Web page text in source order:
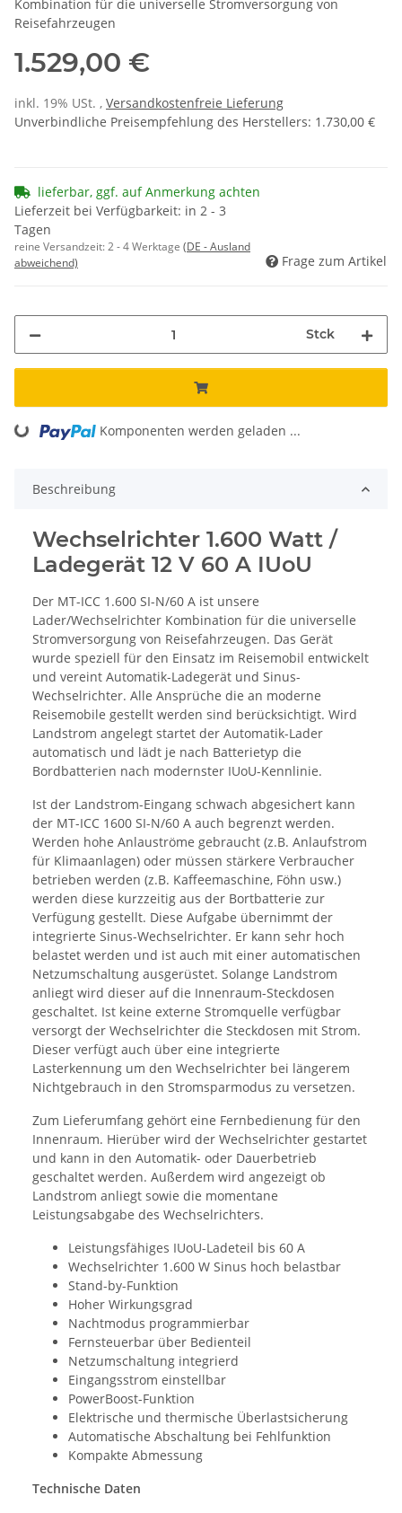
Kombination für die universelle Stromversorgung von
Reisefahrzeugen
1.529,00 €
inkl. 19% USt. , Versandkostenfreie Lieferung
Unverbindliche Preisempfehlung des Herstellers: 1.730,00 €
lieferbar, ggf. auf Anmerkung achten
Lieferzeit bei Verfügbarkeit: in 2 - 3
Tagen
reine Versandzeit:2 - 4 Werktage (DE - Ausland
abweichend)
Frage zum Artikel
Stck
Komponenten werden geladen ...
Beschreibung
Wechselrichter 1.600 Watt /
Ladegerät 12 V 60 A IUoU
Der MT-ICC 1.600 SI-N/60 A ist unsere
Lader/Wechselrichter Kombination für die universelle
Stromversorgung von Reisefahrzeugen. Das Gerät
wurde speziell für den Einsatz im Reisemobil entwickelt
und vereint Automatik-Ladegerät und Sinus-
Wechselrichter. Alle Ansprüche die an moderne
Reisemobile gestellt werden sind berücksichtigt. Wird
Landstrom angelegt startet der Automatik-Lader
automatisch und lädt je nach Batterietyp die
Bordbatterien nach modernster IUoU-Kennlinie.
Ist der Landstrom-Eingang schwach abgesichert kann
der MT-ICC 1600 SI-N/60 A auch begrenzt werden.
Werden hohe Anlauströme gebraucht (z.B. Anlaufstrom
für Klimaanlagen) oder müssen stärkere Verbraucher
betrieben werden (z.B. Kaffeemaschine, Föhn usw.)
werden diese kurzzeitig aus der Bortbatterie zur
Verfügung gestellt. Diese Aufgabe übernimmt der
integrierte Sinus-Wechselrichter. Er kann sehr hoch
belastet werden und ist auch mit einer automatischen
Netzumschaltung ausgerüstet. Solange Landstrom
anliegt wird dieser auf die Innenraum-Steckdosen
geschaltet. Ist keine externe Stromquelle verfügbar
versorgt der Wechselrichter die Steckdosen mit Strom.
Dieser verfügt auch über eine integrierte
Lasterkennung um den Wechselrichter bei längerem
Nichtgebrauch in den Stromsparmodus zu versetzen.
Zum Lieferumfang gehört eine Fernbedienung für den
Innenraum. Hierüber wird der Wechselrichter gestartet
und kann in den Automatik- oder Dauerbetrieb
geschaltet werden. Außerdem wird angezeigt ob
Landstrom anliegt sowie die momentane
Leistungsabgabe des Wechselrichters.
Leistungsfähiges IUoU-Ladeteil bis 60 A
Wechselrichter 1.600 W Sinus hoch belastbar
Stand-by-Funktion
Hoher Wirkungsgrad
Nachtmodus programmierbar
Fernsteuerbar über Bedienteil
Netzumschaltung integrierd
Eingangsstrom einstellbar
PowerBoost-Funktion
Elektrische und thermische Überlastsicherung
Automatische Abschaltung bei Fehlfunktion
Kompakte Abmessung
Technische Daten